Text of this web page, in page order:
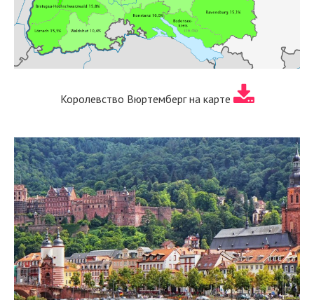
Королевство Вюртемберг на карте